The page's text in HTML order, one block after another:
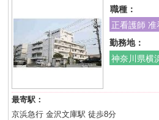
職種：
正看護師 准
勤務地：
神奈川県横
最寄駅：
京浜急行 金沢文庫駅 徒歩8分